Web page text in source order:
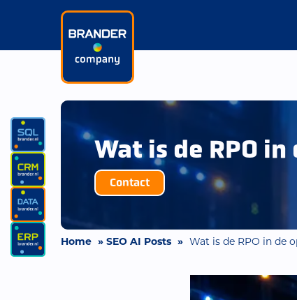
Wat is de RPO
Contact
Home » SEO AI Posts » Wat is de RPO in de